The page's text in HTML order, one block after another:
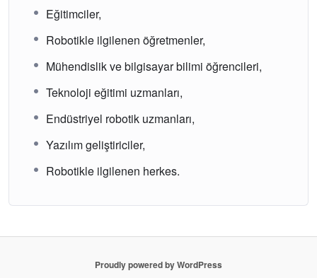
Eğitimciler,
Robotikle ilgilenen öğretmenler,
Mühendislik ve bilgisayar bilimi öğrencileri,
Teknoloji eğitimi uzmanları,
Endüstriyel robotik uzmanları,
Yazılım geliştiriciler,
Robotikle ilgilenen herkes.
Proudly powered by WordPress